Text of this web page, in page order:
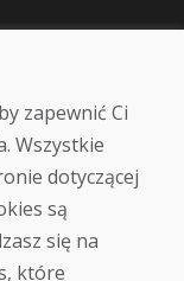
zapewnić Ci
Wszystkie
dotyczącej
są
się na
które